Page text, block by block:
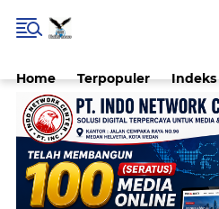
Home Terpopuler Indeks